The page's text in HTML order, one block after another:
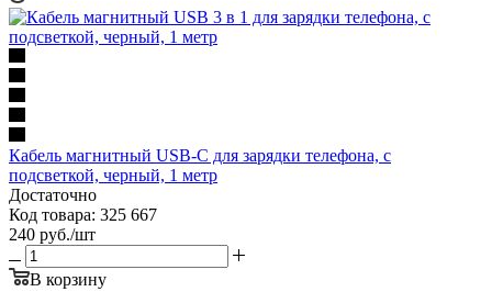
Кабель магнитный USB-С для зарядки телефона, с
подсветкой, черный, 1 метр
Достаточно
Код товара: 325 667
240 руб./шт
В корзину